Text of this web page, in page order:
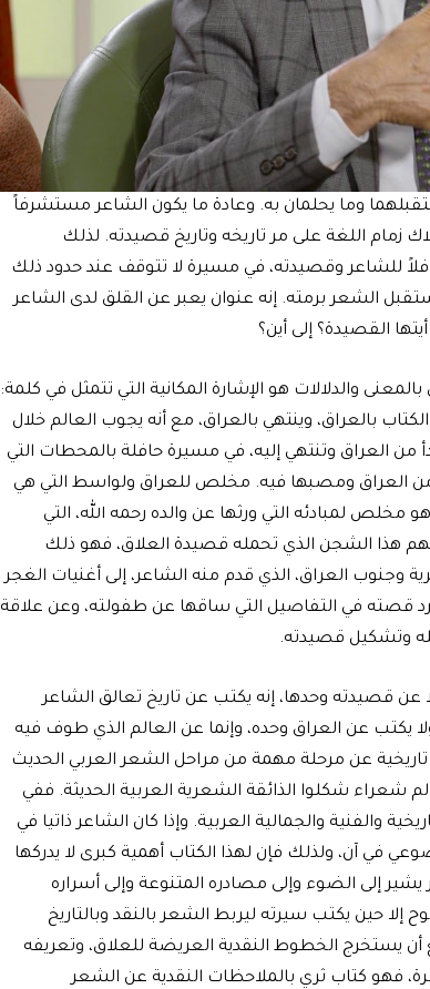
وما يحلمان به. وعادة ما يكون الشاعر مستشرفاً
زمام اللغة على مر تاريخه وتاريخ قصيدته. لذلك
حافلاً للشاعر وقصيدته، في مسيرة لا تتوقف عند حدود ذلك
الشعر برمته. إنه عنوان يعبر عن القلق لدى الشاعر
القصيدة؟ إلى أين؟
والدلالات هو الإشارة المكانية التي تتمثل في كلمة:
بالعراق، وينتهي بالعراق، مع أنه يجوب العالم خلال
من العراق وتنتهي إليه، في مسيرة حافلة بالمحطات التي
من العراق ومصبها فيه. مخلص للعراق ولواسط التي هي
لمبادئه التي ورثها عن والده رحمه الله، التي
هذا الشجن الذي تحمله قصيدة العلاق، فهو ذلك
العراق، الذي قدم منه الشاعر، إلى أغنيات الغجر
قصته في التفاصيل التي ساقها عن طفولته، وعن علاقة
وتشكيل قصيدته.
قصيدته وحدها، إنه يكتب عن تاريخ تعالق الشاعر
يكتب عن العراق وحده، وإنما عن العالم الذي طوف فيه
عن مرحلة مهمة من مراحل الشعر العربي الحديث
شعراء شكلوا الذائقة الشعرية العربية الحديثة. ففي
والفنية والجمالية العربية. وإذا كان الشاعر ذاتيا في
في آن، ولذلك فإن لهذا الكتاب أهمية كبرى لا يدركها
إلى الضوء وإلى مصادره المتنوعة وإلى أسراره
إلا حين يكتب سيرته ليربط الشعر بالنقد وبالتاريخ
يستخرج الخطوط النقدية العريضة للعلاق، وتعريفه
فهو كتاب ثري بالملاحظات النقدية عن الشعر